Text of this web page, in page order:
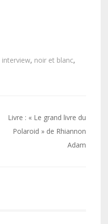
interview, noir et blanc,
Livre : « Le grand livre du
Polaroid » de Rhiannon
Adam